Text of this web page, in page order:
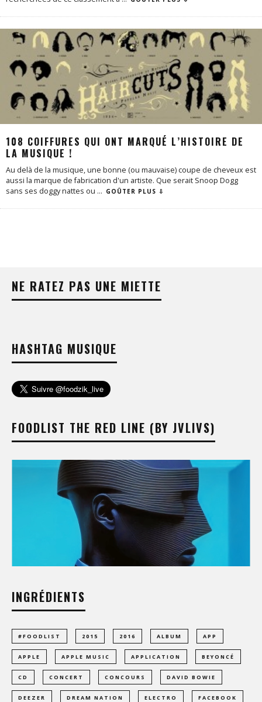
108 COIFFURES QUI ONT MARQUÉ L’HISTOIRE DE
LA MUSIQUE !
Au delà de la musique, une bonne (ou mauvaise) coupe de cheveux est
aussi la marque de fabrication d'un artiste. Que serait Snoop Dogg
sans ses doggy nattes ou ... GOÛTER PLUS ⇩
NE RATEZ PAS UNE MIETTE
HASHTAG MUSIQUE
FOODLIST THE RED LINE (BY JVLIVS)
INGRÉDIENTS
#FOODLIST 2015 2016 ALBUM APP
APPLE APPLE MUSIC APPLICATION BEYONCÉ
CD CONCERT CONCOURS DAVID BOWIE
DEEZER DREAM NATION ELECTRO FACEBOOK